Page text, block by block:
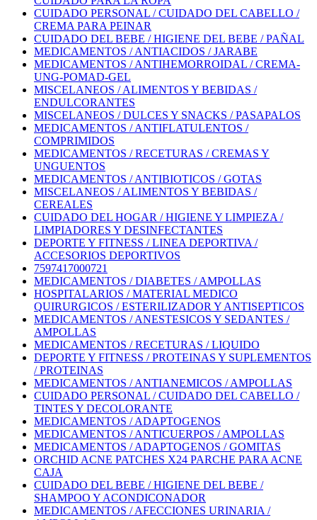
CUIDADO PERSONAL / CUIDADO DEL CABELLO /
CREMA PARA PEINAR
CUIDADO DEL BEBE / HIGIENE DEL BEBE / PAÑAL
MEDICAMENTOS / ANTIACIDOS / JARABE
MEDICAMENTOS / ANTIHEMORROIDAL / CREMA-
UNG-POMAD-GEL
MISCELANEOS / ALIMENTOS Y BEBIDAS /
ENDULCORANTES
MISCELANEOS / DULCES Y SNACKS / PASAPALOS
MEDICAMENTOS / ANTIFLATULENTOS /
COMPRIMIDOS
MEDICAMENTOS / RECETURAS / CREMAS Y
UNGUENTOS
MEDICAMENTOS / ANTIBIOTICOS / GOTAS
MISCELANEOS / ALIMENTOS Y BEBIDAS /
CEREALES
CUIDADO DEL HOGAR / HIGIENE Y LIMPIEZA /
LIMPIADORES Y DESINFECTANTES
DEPORTE Y FITNESS / LINEA DEPORTIVA /
ACCESORIOS DEPORTIVOS
7597417000721
MEDICAMENTOS / DIABETES / AMPOLLAS
HOSPITALARIOS / MATERIAL MEDICO
QUIRURGICOS / ESTERILIZADOR Y ANTISEPTICOS
MEDICAMENTOS / ANESTESICOS Y SEDANTES /
AMPOLLAS
MEDICAMENTOS / RECETURAS / LIQUIDO
DEPORTE Y FITNESS / PROTEINAS Y SUPLEMENTOS
/ PROTEINAS
MEDICAMENTOS / ANTIANEMICOS / AMPOLLAS
CUIDADO PERSONAL / CUIDADO DEL CABELLO /
TINTES Y DECOLORANTE
MEDICAMENTOS / ADAPTOGENOS
MEDICAMENTOS / ANTICUERPOS / AMPOLLAS
MEDICAMENTOS / ADAPTOGENOS / GOMITAS
ORCHID ACNE PATCHES X24 PARCHE PARA ACNE
CAJA
CUIDADO DEL BEBE / HIGIENE DEL BEBE /
SHAMPOO Y ACONDICONADOR
MEDICAMENTOS / AFECCIONES URINARIA /